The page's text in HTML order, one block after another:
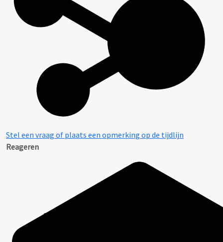
Stel een vraag of plaats een opmerking op de tijdlijn
Reageren